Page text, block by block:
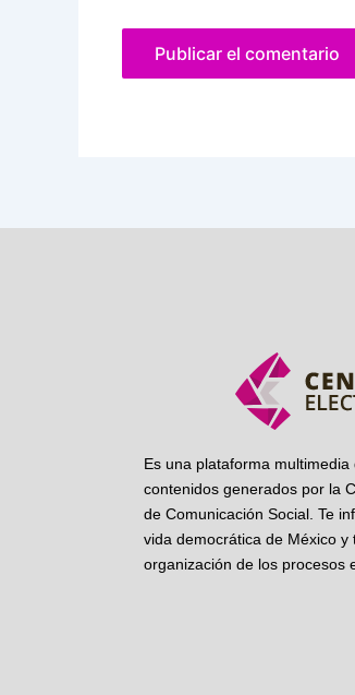
Es una plataforma
contenidos generados por la
de Comunicación Social. Te
vida democrática de México y
organización de los procesos